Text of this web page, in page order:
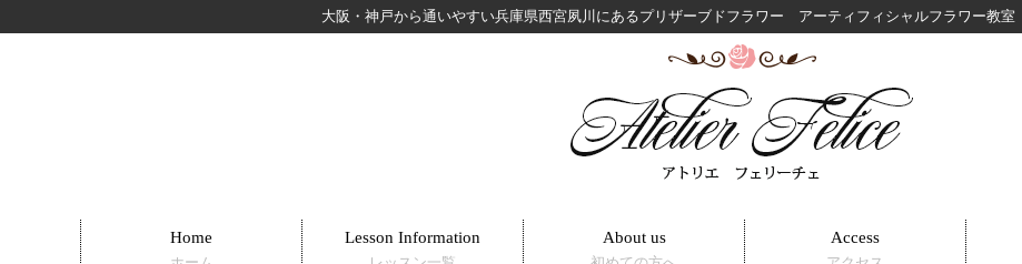
大阪・神戸から通いやすい兵庫県西宮夙川にあるプリザーブドフラワー アーティフィシャルフラワー教室
Home Lesson Information About us Access